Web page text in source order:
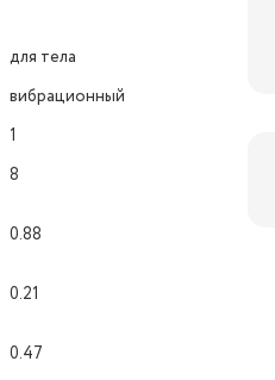
для тела
вибрационный
1
8
0.88
0.21
0.47